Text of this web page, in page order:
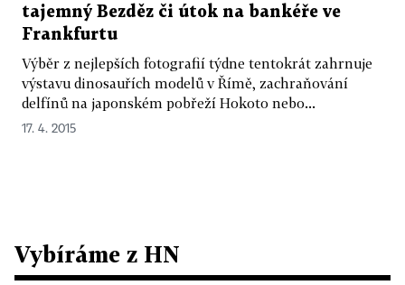
tajemný Bezděz či útok na bankéře ve
Frankfurtu
Výběr z nejlepších fotografií týdne tentokrát zahrnuje
výstavu dinosauřích modelů v Římě, zachraňování
delfínů na japonském pobřeží Hokoto nebo...
17. 4. 2015
Vybíráme z HN